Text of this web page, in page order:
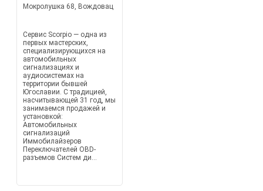
Мокролушка 68, Вождовац
Сервис Scorpio — одна из
первых мастерских,
специализирующихся на
автомобильных
сигнализациях и
аудиосистемах на
территории бывшей
Югославии. С традицией,
насчитывающей 31 год, мы
занимаемся продажей и
установкой:
Автомобильных
сигнализаций
Иммобилайзеров
Переключателей OBD-
разъемов Систем ди...